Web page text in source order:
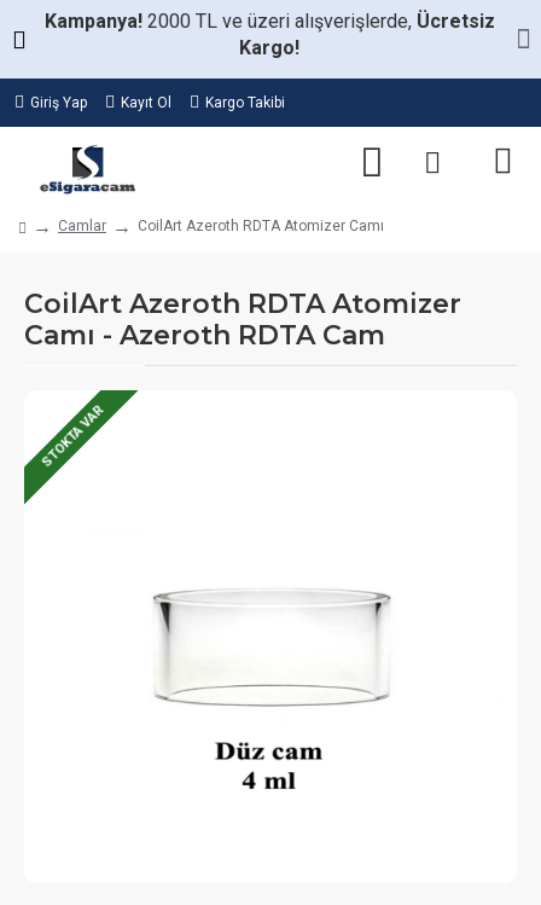
Kampanya! 2000 TL ve üzeri alışverişlerde, Ücretsiz
Kargo!
Giriş Yap Kayıt Ol Kargo Takibi
Camlar CoilArt Azeroth RDTA Atomizer Camı
CoilArt Azeroth RDTA Atomizer
Camı - Azeroth RDTA Cam
STOKTA VAR